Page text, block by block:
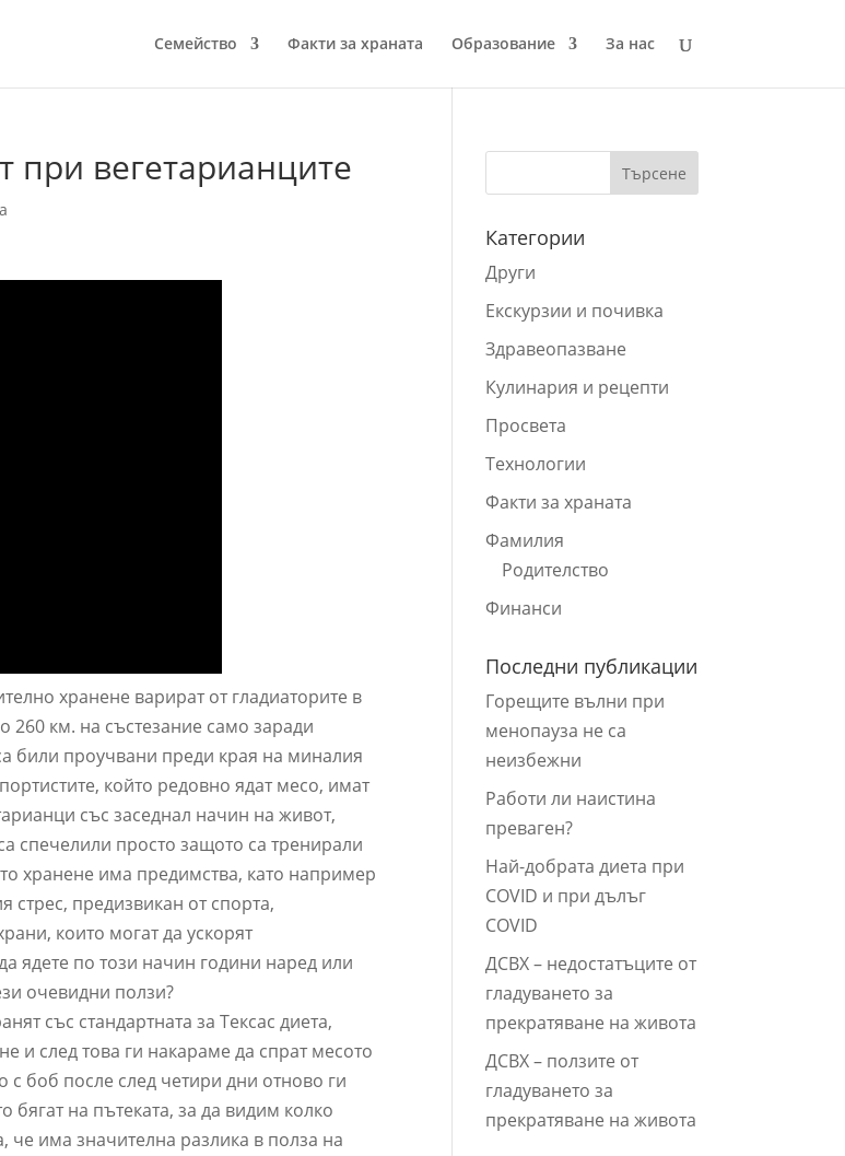
Семейство Факти за храната Образование За нас
при вегетарианците
хранене варират от гладиаторите в
260 км. на състезание само заради
били проучвани преди края на миналия
който редовно ядат месо, имат
със заседнал начин на живот,
спечелили просто защото са тренирали
хранене има предимства, като например
стрес, предизвикан от спорта,
които могат да ускорят
ядете по този начин години наред или
очевидни ползи?
със стандартната за Тексас диета,
и след това ги накараме да спрат месото
боб после след четири дни отново ги
на пътеката, за да видим колко
че има значителна разлика в полза на
Категории
Други
Екскурзии и почивка
Здравеопазване
Кулинария и рецепти
Просвета
Технологии
Факти за храната
Фамилия
Родителство
Финанси
Последни публикации
Горещите вълни при
менопауза не са
неизбежни
Работи ли наистина
преваген?
Най-добрата диета при
COVID и при дълъг
COVID
ДСВХ – недостатъците от
гладуването за
прекратяване на живота
ДСВХ – ползите от
гладуването за
прекратяване на живота